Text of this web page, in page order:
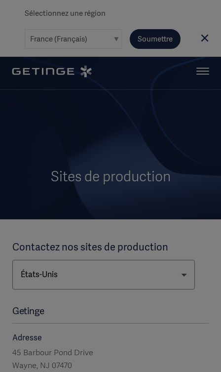
Sélectionnez une région
Soumettre
Sites de production
Contactez nos sites de production
Getinge
Adresse
45 Barbour Pond Drive
Wayne, NJ 07470